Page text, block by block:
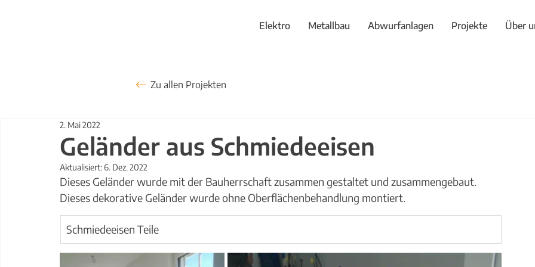
Elektro Metallbau Abwurfanlagen Projekte Über
Geländer aus Schmiedeeisen
2. Mai 2022
Aktualisiert: 6. Dez. 2022
Dieses Geländer wurde mit der Bauherrschaft zusammen gestaltet und zusammengebaut.
Dieses dekorative Geländer wurde ohne Oberflächenbehandlung montiert.
Schmiedeeisen Teile
Zu allen Projekten